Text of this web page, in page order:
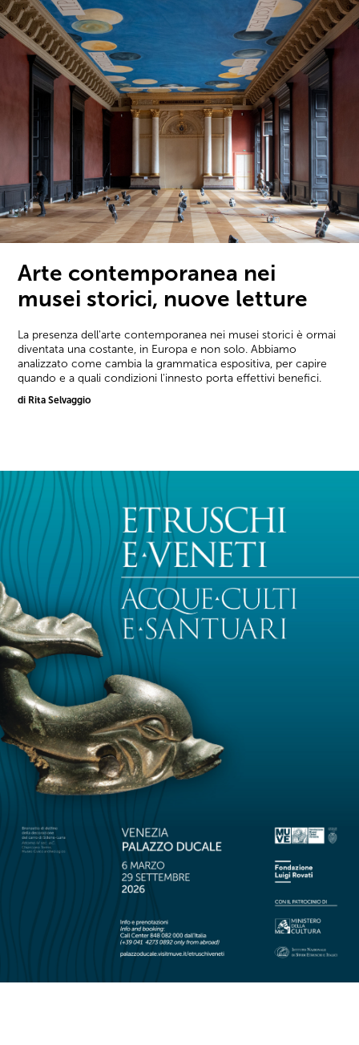
Arte contemporanea nei
musei storici, nuove letture
La presenza dell'arte contemporanea nei musei storici è ormai
diventata una costante, in Europa e non solo. Abbiamo
analizzato come cambia la grammatica espositiva, per capire
quando e a quali condizioni l'innesto porta effettivi benefici.
di Rita Selvaggio